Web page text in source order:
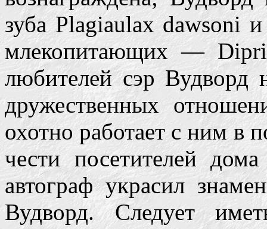
зуба Plagiaulax dawsoni
млекопитающих —
любителей сэр Вудворд
дружественных
охотно работает с ним в
чести посетителей дома
автограф украсил
Вудворд. Следует